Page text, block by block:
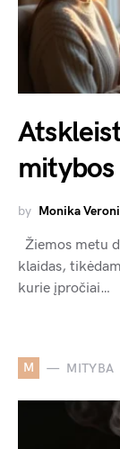
by Monika
Žiemos metu
klaidas,
kurie įpročiai…
M MITYBA